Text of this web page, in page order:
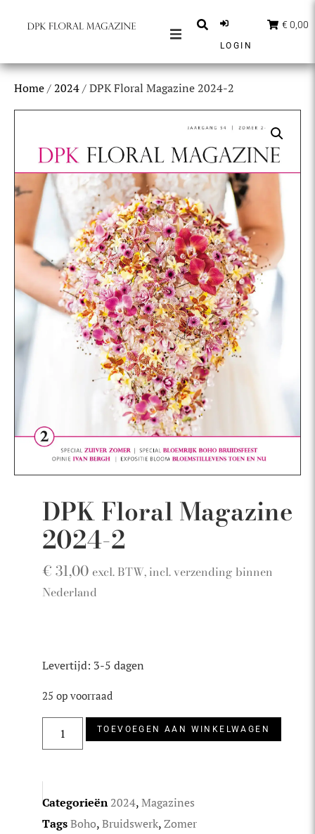
BERICHTEN
PARTNERS
SHOP
NEDERLANDS
ABONNEER
LOGIN
€ 0,00
Home/2024/ DPK Floral Magazine 2024-2
DPK Floral Magazine
2024-2
€31,00 excl. BTW, incl. verzending binnen
Nederland
Levertijd: 3-5 dagen
25 op voorraad
TOEVOEGEN AAN WINKELWAGEN
Categorieën 2024,Magazines
TagsBoho,Bruidswerk,Zomer